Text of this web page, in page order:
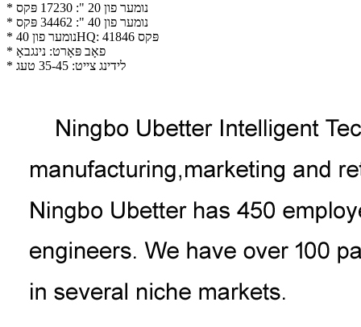
* נומער פון 20 ": 17230 פּקס
* נומער פון 40 ": 34462 פּקס
* נומער פון 40HQ: 41846 פּקס
* פאָב פּאָרט: נינגבאָ
* לידינג צייט: 35-45 טעג